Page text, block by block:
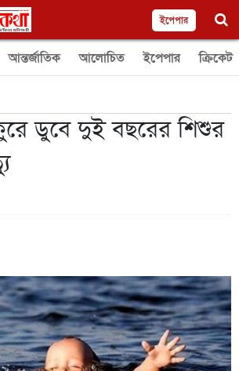
ইপেপার
আন্তর্জাতিক আলোচিত ইপেপার ক্রিকেট
ডুবে দুই বছরের শিশুর